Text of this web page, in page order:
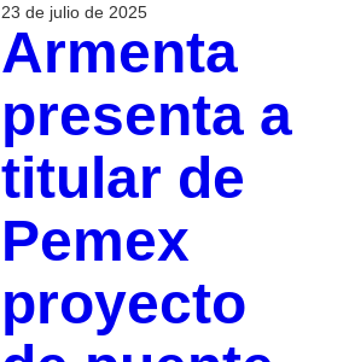
23 de julio de 2025
Armenta
presenta a
titular de
Pemex
proyecto